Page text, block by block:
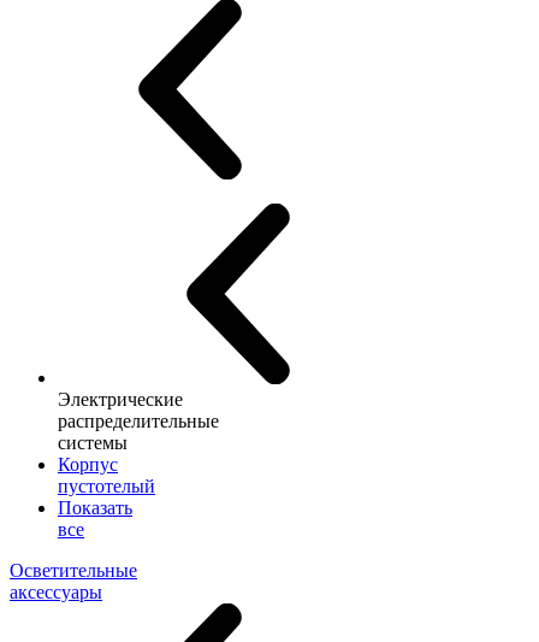
Электрические
распределительные
системы
Корпус
пустотелый
Показать
все
Осветительные
аксессуары